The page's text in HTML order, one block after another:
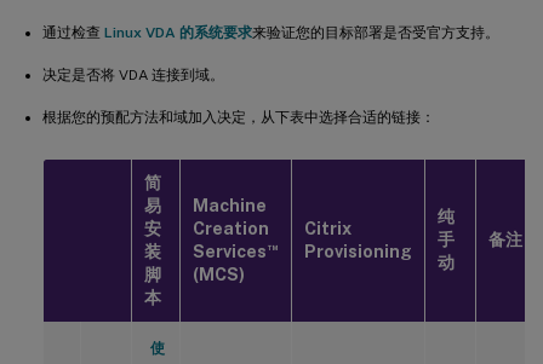
通过检查 Linux VDA 的系统要求来验证您的目标部署是否受官方支持。
决定是否将 VDA 连接到域。
根据您的预配方法和域加入决定，从下表中选择合适的链接：
简
易
安
装
脚
本
Machine
Creation
Services™
(MCS)
Citrix
Provisioning
纯
手
动
备注
使